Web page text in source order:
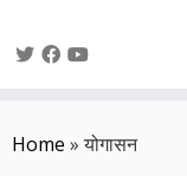
toHome » योगासन